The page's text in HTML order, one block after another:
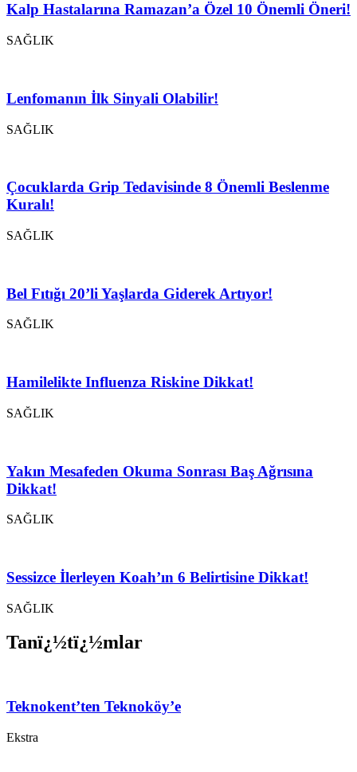
Kalp Hastalarına Ramazan’a Özel 10 Önemli Öneri!
SAĞLIK
Lenfomanın İlk Sinyali Olabilir!
SAĞLIK
Çocuklarda Grip Tedavisinde 8 Önemli Beslenme
Kuralı!
SAĞLIK
Bel Fıtığı 20’li Yaşlarda Giderek Artıyor!
SAĞLIK
Hamilelikte Influenza Riskine Dikkat!
SAĞLIK
Yakın Mesafeden Okuma Sonrası Baş Ağrısına
Dikkat!
SAĞLIK
Sessizce İlerleyen Koah’ın 6 Belirtisine Dikkat!
SAĞLIK
Tanï¿½tï¿½mlar
Teknokent’ten Teknoköy’e
Ekstra